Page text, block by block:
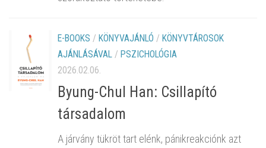
E-BOOKS / KÖNYVAJÁNLÓ / KÖNYVTÁROSOK
AJÁNLÁSÁVAL / PSZICHOLÓGIA
2026.02.06.
Byung-Chul Han: Csillapító
társadalom
A járvány tükröt tart elénk, pánikreakciónk azt